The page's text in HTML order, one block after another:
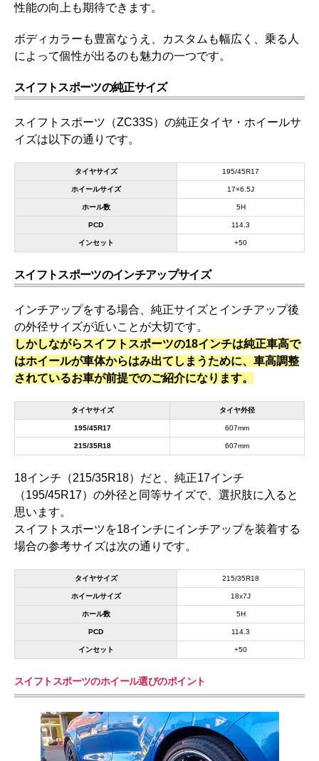
性能の向上も期待できます。
ボディカラーも豊富なうえ、カスタムも幅広く、乗る人
によって個性が出るのも魅力の一つです。
スイフトスポーツの純正サイズ
スイフトスポーツ（ZC33S）の純正タイヤ・ホイールサ
イズは以下の通りです。
タイヤサイズ 195/45R17
ホイールサイズ 17×6.5J
ホール数 5H
PCD 114.3
インセット +50
スイフトスポーツのインチアップサイズ
インチアップをする場合、純正サイズとインチアップ後
の外径サイズが近いことが大切です。
しかしながらスイフトスポーツの18インチは純正車高で
はホイールが車体からはみ出てしまうために、車高調整
されているお車が前提でのご紹介になります。
タイヤサイズ タイヤ外径
195/45R17 607mm
215/35R18 607mm
18インチ（215/35R18）だと、純正17インチ
（195/45R17）の外径と同等サイズで、選択肢に入ると
思います。
スイフトスポーツを18インチにインチアップを装着する
場合の参考サイズは次の通りです。
タイヤサイズ 215/35R18
ホイールサイズ 18x7J
ホール数 5H
PCD 114.3
インセット +50
スイフトスポーツのホイール選びのポイント